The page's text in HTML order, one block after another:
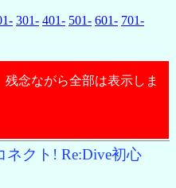
301- 401- 501- 601- 701-
残念ながら全部は表示しま
ネクト! Re:Dive初心